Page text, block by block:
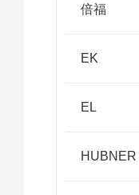
倍福
EK
EL
HUBNER